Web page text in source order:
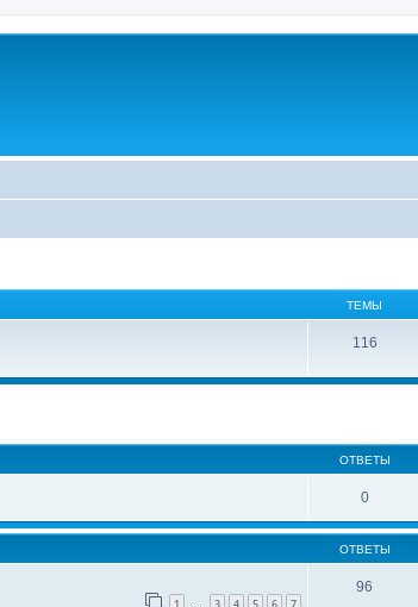
ТЕМЫ
116
ОТВЕТЫ
0
ОТВЕТЫ
1 3 4 5 6 7
96